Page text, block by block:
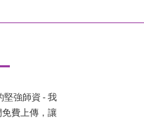
堅強師資 - 我
費上傳，讓